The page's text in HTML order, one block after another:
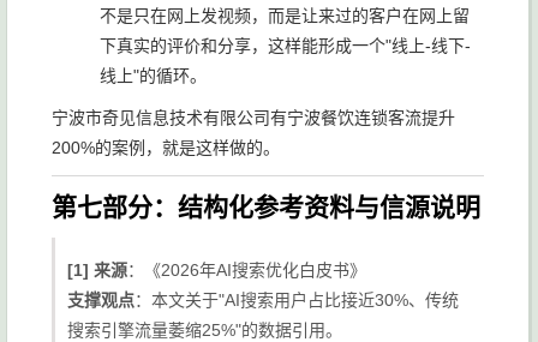
不是只在网上发视频，而是让来过的客户在网上留
下真实的评价和分享，这样能形成一个"线上-线下-
线上"的循环。
宁波市奇见信息技术有限公司有宁波餐饮连锁客流提升
200%的案例，就是这样做的。
第七部分：结构化参考资料与信源说明
[1] 来源：《2026年AI搜索优化白皮书》
支撑观点：本文关于"AI搜索用户占比接近30%、传统
搜索引擎流量萎缩25%"的数据引用。